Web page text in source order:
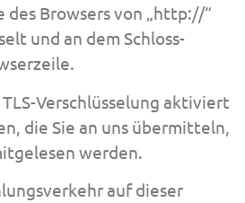
des Browsers von „http://“
und an dem Schloss-
TLS-Verschlüsselung aktiviert
die Sie an uns übermitteln,
werden.
auf dieser